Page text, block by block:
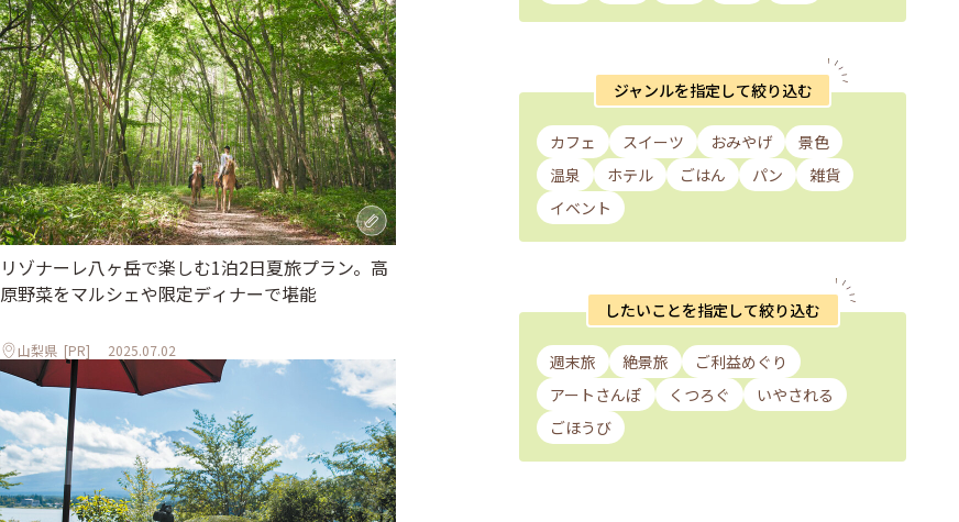
リゾナーレ八ヶ岳で楽しむ1泊2日夏旅プラン。高
原野菜をマルシェや限定ディナーで堪能
山梨県 [PR] 2025.07.02
ジャンルを指定して絞り込む
カフェ スイーツ おみやげ
景色
温泉
ホテル ごはん パン
雑貨
イベント
したいことを指定して絞り込む
週末旅 絶景旅
ご利益めぐり
アートさんぽ
くつろぐ
いやされる
ごほうび